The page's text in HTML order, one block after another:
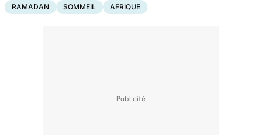
RAMADAN SOMMEIL AFRIQUE